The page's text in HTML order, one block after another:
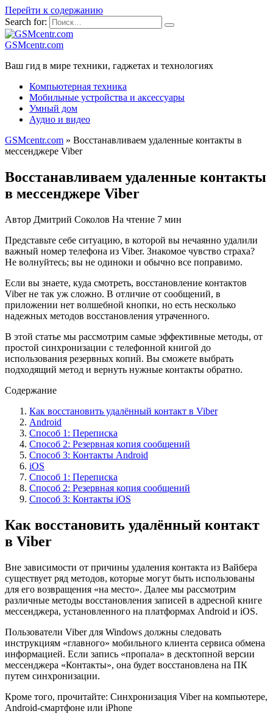
Перейти к содержанию
Search for:
GSMcentr.com
Ваш гид в мире техники, гаджетах и технологиях
Компьютерная техника
Мобильные устройства и аксессуары
Умный дом
Аудио и видео
GSMcentr.com » Восстанавливаем удаленные контакты в
мессенджере Viber
Восстанавливаем удаленные контакты
в мессенджере Viber
Автор Дмитрий Соколов На чтение 7 мин
Представьте себе ситуацию, в которой вы нечаянно удалили
важный номер телефона из Viber. Знакомое чувство страха?
Не волнуйтесь; вы не одиноки и обычно все поправимо.
Если вы знаете, куда смотреть, восстановление контактов
Viber не так уж сложно. В отличие от сообщений, в
приложении нет волшебной кнопки, но есть несколько
надежных методов восстановления утраченного.
В этой статье мы рассмотрим самые эффективные методы, от
простой синхронизации с телефонной книгой до
использования резервных копий. Вы сможете выбрать
подходящий метод и вернуть нужные контакты обратно.
Содержание
Как восстановить удалённый контакт в Viber
Android
Способ 1: Переписка
Способ 2: Резервная копия сообщений
Способ 3: Контакты Android
iOS
Способ 1: Переписка
Способ 2: Резервная копия сообщений
Способ 3: Контакты iOS
Как восстановить удалённый контакт
в Viber
Вне зависимости от причины удаления контакта из Вайбера
существует ряд методов, которые могут быть использованы
для его возвращения «на место». Далее мы рассмотрим
различные методы восстановления записей в адресной книге
мессенджера, установленного на платформах Android и iOS.
Пользователи Viber для Windows должны следовать
инструкциям «главного» мобильного клиента сервиса обмена
информацией. Если запись «пропала» в десктопной версии
мессенджера «Контакты», она будет восстановлена на ПК
путем синхронизации.
Кроме того, прочитайте: Синхронизация Viber на компьютере,
Android-смартфоне или iPhone